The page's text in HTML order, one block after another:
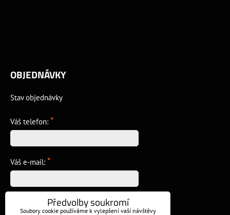
OBJEDNÁVKY
Stav objednávky
Váš telefon: *
Váš e-mail: *
Předvolby soukromí
Soubory cookie používáme k vylepšení vaší návštěvy